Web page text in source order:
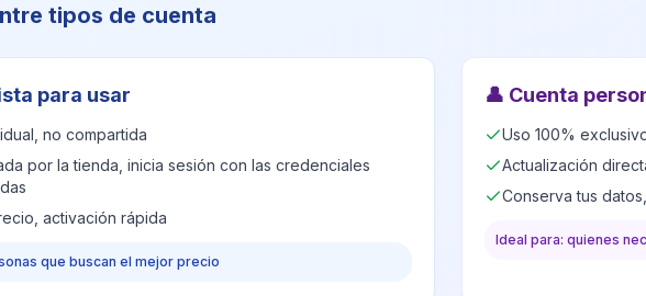
tipos de cuenta
para usar
no compartida
por la tienda, inicia sesión con las credenciales
activación rápida
que buscan el mejor precio
👤 Cuenta
Uso 100%
Actualización
Conserva tus
Ideal para: quienes